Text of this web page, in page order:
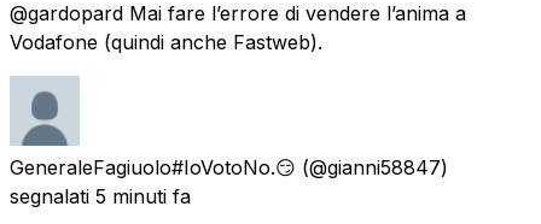
@gardopard Mai fare l’errore di vendere l’anima a
Vodafone (quindi anche Fastweb).
GeneraleFagiuolo#IoVotoNo.😏 (@gianni58847)
segnalati 5 minuti fa